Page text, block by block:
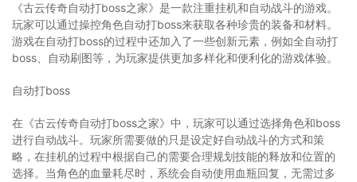
《古云传奇自动打boss之家》是一款注重挂机和自动战斗的游戏。
玩家可以通过操控角色自动打boss来获取各种珍贵的装备和材料。
游戏在自动打boss的过程中还加入了一些创新元素，例如全自动打
boss、自动刷图等，为玩家提供更加多样化和便利化的游戏体验。
自动打boss
在《古云传奇自动打boss之家》中，玩家可以通过选择角色和boss
进行自动战斗。玩家所需要做的只是设定好自动战斗的方式和策
略，在挂机的过程中根据自己的需要合理规划技能的释放和位置的
选择。当角色的血量耗尽时，系统会自动使用血瓶回复，无需过多